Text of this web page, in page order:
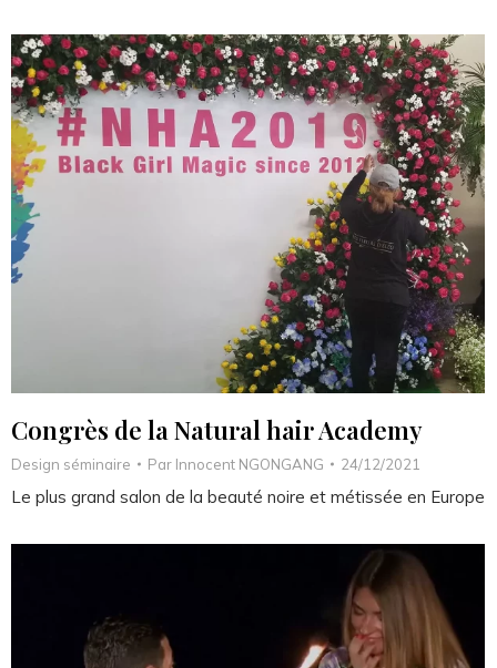
Congrès de la Natural hair Academy
Design séminaire Par Innocent NGONGANG 24/12/2021
Le plus grand salon de la beauté noire et métissée en Europe